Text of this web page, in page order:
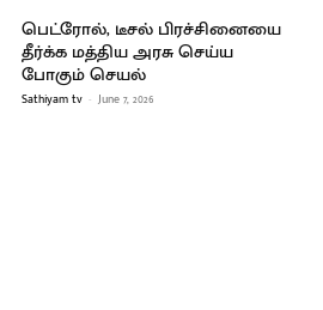
பெட்ரோல், டீசல் பிரச்சினையை
தீர்க்க மத்திய அரசு செய்ய
போகும் செயல்
Sathiyam tv - June 7, 2026